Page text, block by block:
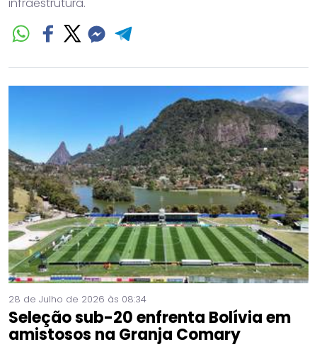
infraestrutura.
28 de Julho de 2026 às 08:34
Seleção sub-20 enfrenta Bolívia em
amistosos na Granja Comary